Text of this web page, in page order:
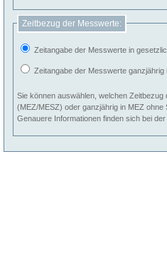
Zeitbezug der Messwerte:
Zeitangabe der Messwerte in
Zeitangabe der Messwerte
Sie können auswählen, welchen
(MEZ/MESZ) oder ganzjährig in MEZ ohne
Genauere Informationen finden sich bei der